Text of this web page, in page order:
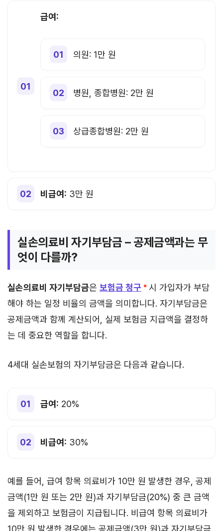
급여:
의원: 1만 원
병원, 종합병원: 2만 원
상급종합병원: 2만 원
비급여: 3만 원
실손의료비 자기부담금 – 공제금액과는 무
엇이 다를까?
실손의료비 자기부담금은 보험금 청구
시 가입자가 부담
해야 하는 일정 비율의 금액을 의미합니다. 자기부담금은
공제금액과 함께 계산되어, 실제 보험금 지급액을 결정하
는 데 중요한 역할을 합니다.
4세대 실손보험의 자기부담금은 다음과 같습니다.
급여: 20%
비급여: 30%
예를 들어, 급여 항목 의료비가 10만 원 발생한 경우, 공제
금액(1만 원 또는 2만 원)과 자기부담금(20%) 중 큰 금액
을 제외하고 보험금이 지급됩니다. 비급여 항목 의료비가
10만 원 발생한 경우에는 공제금액(3만 원)과 자기부담금